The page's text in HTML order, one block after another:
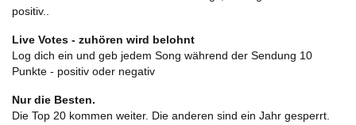
positiv..
Live Votes - zuhören wird belohnt
Log dich ein und geb jedem Song während der Sendung 10
Punkte - positiv oder negativ
Nur die Besten.
Die Top 20 kommen weiter. Die anderen sind ein Jahr gesperrt.